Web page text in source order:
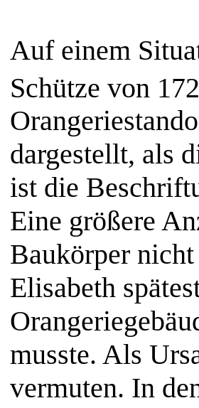
Auf einem
Schütze von
dargestellt, als
ist die
Eine größere
Baukörper
Elisabeth
musste. Als
vermuten. In